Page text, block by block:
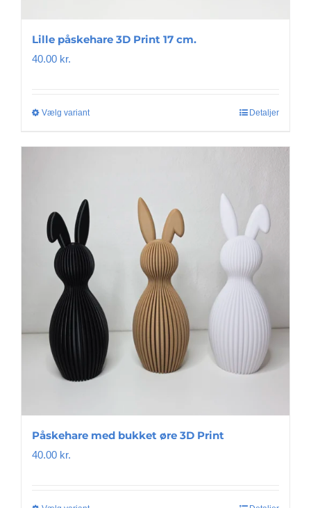
Lille påskehare 3D Print 17 cm.
40.00 kr.
Vælg variantDette
Mulighederne
kan
vælges
på
varesiden
Detaljer
Påskehare med bukket øre 3D Print
40.00 kr.